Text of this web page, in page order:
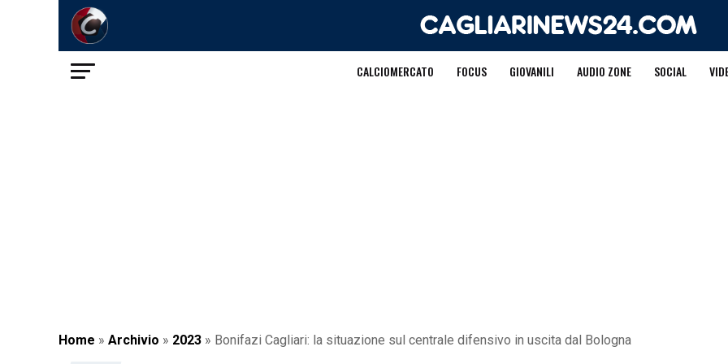
CALCIOMERCATO FOCUS GIOVANILI AUDIO ZONE SOCIAL
Home » Archivio » 2023 » Bonifazi Cagliari: la situazione sul centrale difensivo in uscita dal Bologna